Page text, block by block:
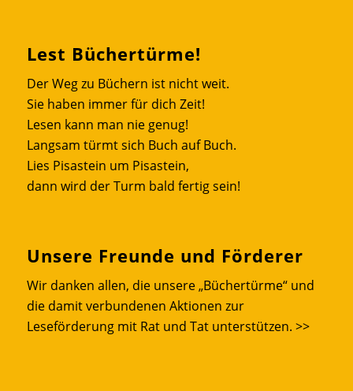
Lest Büchertürme!
Der Weg zu Büchern ist nicht weit.
Sie haben immer für dich Zeit!
Lesen kann man nie genug!
Langsam türmt sich Buch auf Buch.
Lies Pisastein um Pisastein,
dann wird der Turm bald fertig sein!
Unsere Freunde und Förderer
Wir danken allen, die unsere „Büchertürme“ und
die damit verbundenen Aktionen zur
Leseförderung mit Rat und Tat unterstützen. >>